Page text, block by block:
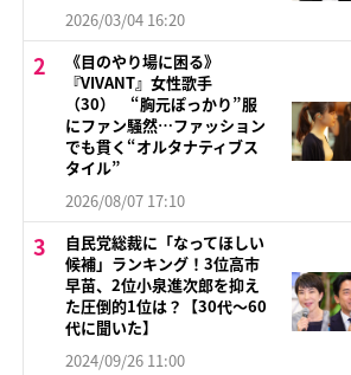
2026/03/04 16:20
《目のやり場に困る》
『VIVANT』女性歌手
（30） “胸元ぽっかり”服
にファン騒然…ファッション
でも貫く“オルタナティブス
タイル”
2026/08/07 17:10
自民党総裁に「なってほしい
候補」ランキング！3位高市
早苗、2位小泉進次郎を抑え
た圧倒的1位は？【30代〜60
代に聞いた】
2024/09/26 11:00